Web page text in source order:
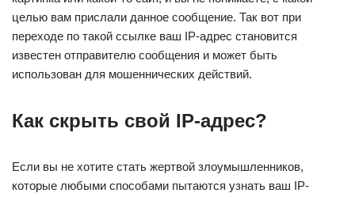
целью вам прислали данное сообщение. Так вот при
переходе по такой ссылке ваш IP-адрес становится
известен отправителю сообщения и может быть
использован для мошеннических действий.
Как скрыть свой IP-адрес?
Если вы не хотите стать жертвой злоумышленников,
которые любыми способами пытаются узнать ваш IP-